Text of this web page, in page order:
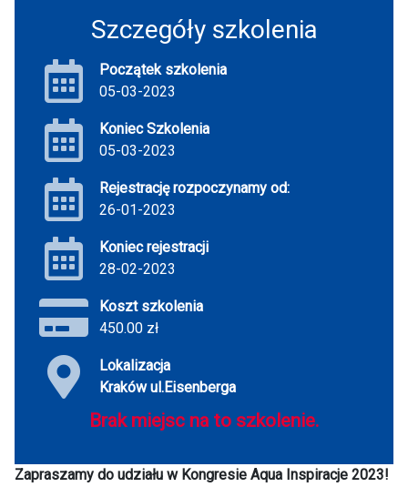
Szczegóły szkolenia
Początek szkolenia
05-03-2023
Koniec Szkolenia
05-03-2023
Rejestrację rozpoczynamy od:
26-01-2023
Koniec rejestracji
28-02-2023
Koszt szkolenia
450.00 zł
Lokalizacja
Kraków ul.Eisenberga
Brak miejsc na to szkolenie.
Zapraszamy do udziału w Kongresie Aqua Inspiracje 2023!